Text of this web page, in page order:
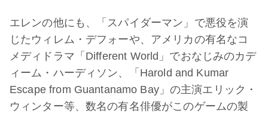
エレンの他にも、「スパイダーマン」で悪役を演
じたウィレム・デフォーや、アメリカの有名なコ
メディドラマ「Different World」でおなじみのカデ
ィーム・ハーディソン、「Harold and Kumar
Escape from Guantanamo Bay」の主演エリック・
ウィンター等、数名の有名俳優がこのゲームの製